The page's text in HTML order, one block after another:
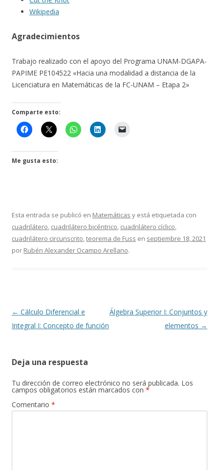
Wikipedia
Agradecimientos
Trabajo realizado con el apoyo del Programa UNAM-DGAPA-
PAPIME PE104522 «Hacia una modalidad a distancia de la
Licenciatura en Matemáticas de la FC-UNAM – Etapa 2»
Comparte esto:
Me gusta esto:
Esta entrada se publicó en Matemáticas y está etiquetada con
cuadrilátero, cuadrilátero bicéntrico, cuadrilátero cíclico,
cuadrilátero circunscrito,teorema de Fuss en septiembre 18, 2021
por Rubén Alexander Ocampo Arellano.
Navegación
de
← Cálculo Diferencial e
Integral I: Concepto de función
Álgebra Superior I: Conjuntos y
elementos →
Deja una respuesta
Tu dirección de correo electrónico no será publicada. Los
campos obligatorios están marcados con *
Comentario *